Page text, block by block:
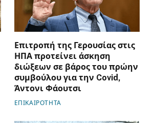
Επιτροπή της Γερουσίας στις
ΗΠΑ προτείνει άσκηση
διώξεων σε βάρος του πρώην
συμβούλου για την Covid,
Άντονι Φάουτσι
ΕΠΙΚΑΙΡΟΤΗΤΑ